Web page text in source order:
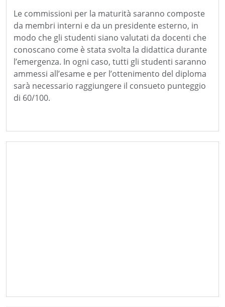
Le commissioni per la maturità saranno composte
da membri interni e da un presidente esterno, in
modo che gli studenti siano valutati da docenti che
conoscano come è stata svolta la didattica durante
l’emergenza. In ogni caso, tutti gli studenti saranno
ammessi all’esame e per l’ottenimento del diploma
sarà necessario raggiungere il consueto punteggio
di 60/100.